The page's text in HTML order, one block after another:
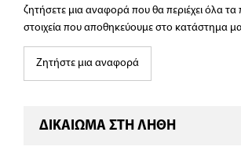
ζητήσετε μια αναφορά που θα περιέχει όλα
στοιχεία που αποθηκεύουμε στο κατάστημα
Ζητήστε μια αναφορά
ΔΙΚΑΙΩΜΑ ΣΤΗ ΛΗΘΗ